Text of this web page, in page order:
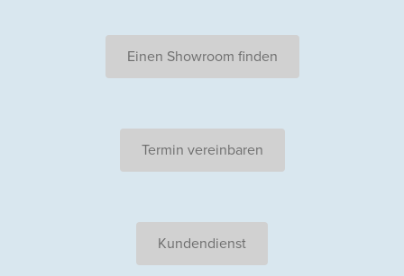
Einen Showroom finden
Termin vereinbaren
Kundendienst